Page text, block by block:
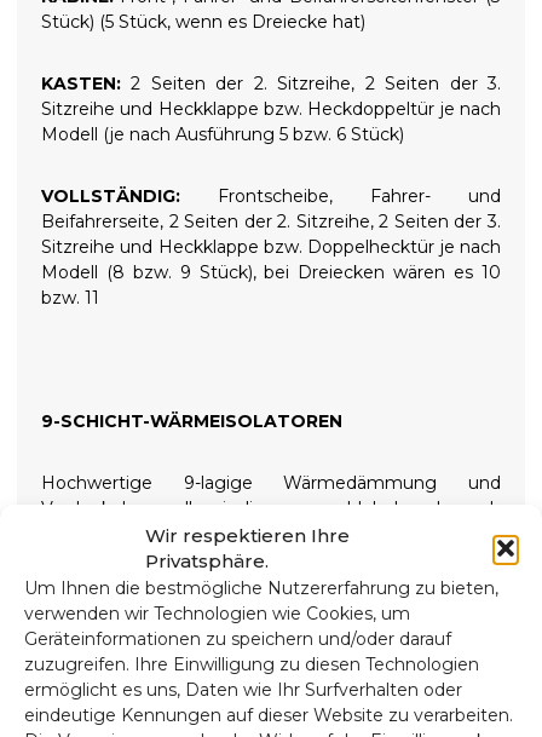
Wir respektieren Ihre
Privatsphäre.
Um Ihnen die bestmögliche Nutzererfahrung zu bieten,
verwenden wir Technologien wie Cookies, um
Geräteinformationen zu speichern und/oder darauf
zuzugreifen. Ihre Einwilligung zu diesen Technologien
ermöglicht es uns, Daten wie Ihr Surfverhalten oder
eindeutige Kennungen auf dieser Website zu verarbeiten.
Stück) (5 Stück, wenn es Dreiecke hat)
KASTEN: 2 Seiten der 2. Sitzreihe, 2 Seiten der 3.
Sitzreihe und Heckklappe bzw. Heckdoppeltür je nach
Modell (je nach Ausführung 5 bzw. 6 Stück)
VOLLSTÄNDIG:
Frontscheibe, Fahrer- und
Beifahrerseite, 2 Seiten der 2. Sitzreihe, 2 Seiten der 3.
Sitzreihe und Heckklappe bzw. Doppelhecktür je nach
Modell (8 bzw. 9 Stück), bei Dreiecken wären es 10
bzw. 11
9-SCHICHT-WÄRMEISOLATOREN
Hochwertige 9-lagige Wärmedämmung und
Verdunkelungsrollos isolieren sowohl hohe als auch
niedrige Temperaturen und sorgen so für mehr
Komfort im Inneren und absolute Dunkelheit für
erholsame Nächte. Wird mit aufschraubbaren
Saugnäpfen mit hoher Saugkraft gehalten, die sich
zur einfachen Installation leicht entfernen lassen.
Zusammensetzung
90 Mikron Aluminium, UV- und kratzfest.